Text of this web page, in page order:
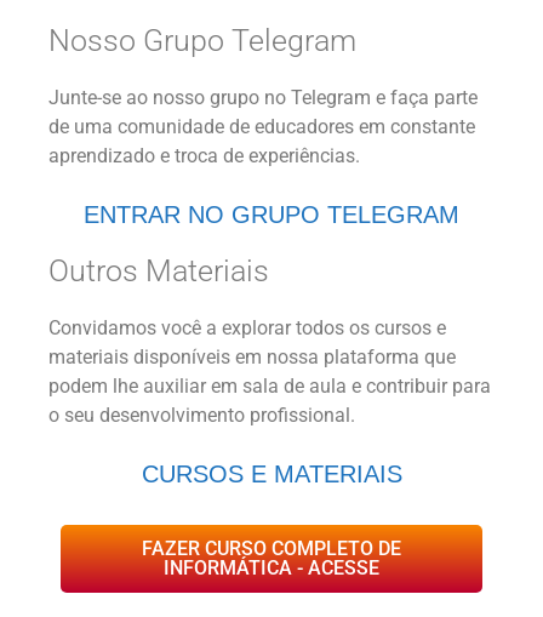
Nosso Grupo Telegram
Junte-se ao nosso grupo no Telegram e faça parte
de uma comunidade de educadores em constante
aprendizado e troca de experiências.
ENTRAR NO GRUPO TELEGRAM
Outros Materiais
Convidamos você a explorar todos os cursos e
materiais disponíveis em nossa plataforma que
podem lhe auxiliar em sala de aula e contribuir para
o seu desenvolvimento profissional.
CURSOS E MATERIAIS
FAZER CURSO COMPLETO DE
INFORMÁTICA - ACESSE